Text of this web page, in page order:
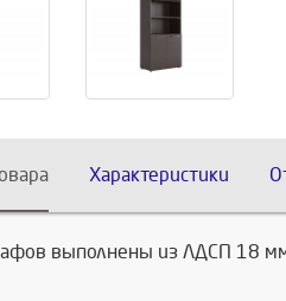
Характеристики
выполнены из ЛДСП 18